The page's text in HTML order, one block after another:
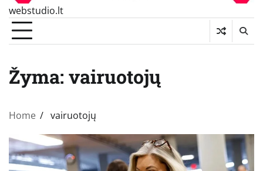
webstudio.lt
Žyma: vairuotojų
Home vairuotojų